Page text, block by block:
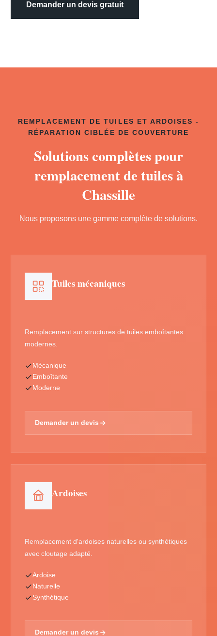
Demander un devis gratuit
REMPLACEMENT DE TUILES ET ARDOISES -
RÉPARATION CIBLÉE DE COUVERTURE
Solutions complètes pour
remplacement de tuiles à
Chassille
Nous proposons une gamme complète de solutions.
Tuiles mécaniques
Remplacement sur structures de tuiles emboîtantes
modernes.
Mécanique
Emboîtante
Moderne
Demander un devis
Ardoises
Remplacement d'ardoises naturelles ou synthétiques
avec cloutage adapté.
Ardoise
Naturelle
Synthétique
Demander un devis